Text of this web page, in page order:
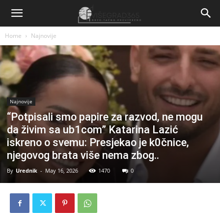
Home Najnovije
Najnovije
“Potpisali smo papire za razvod, ne mogu
da živim sa ub1com” Katarina Lazić
iskreno o svemu: Presjekao je k0čnice,
njegovog brata više nema zbog..
By Urednik - May 16, 2026 1470 0